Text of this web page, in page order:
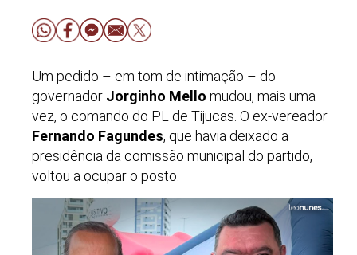
Um pedido – em tom de intimação – do
governador Jorginho Mello mudou, mais uma
vez, o comando do PL de Tijucas. O ex-vereador
Fernando Fagundes, que havia deixado a
presidência da comissão municipal do partido,
voltou a ocupar o posto.